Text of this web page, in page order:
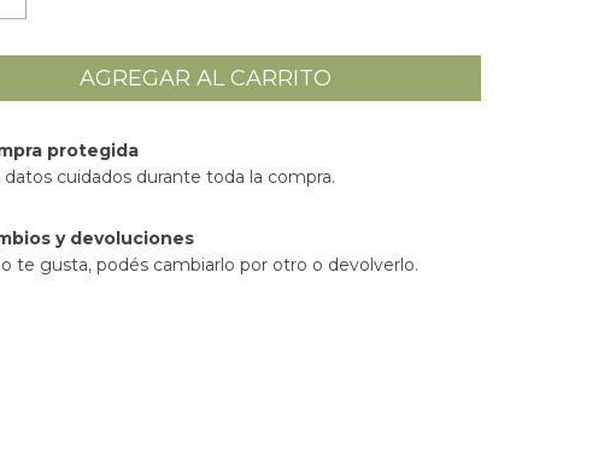
protegida
datos cuidados durante toda la compra.
y devoluciones
te gusta, podés cambiarlo por otro o devolverlo.